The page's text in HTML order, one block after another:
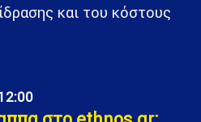
και του κόστους